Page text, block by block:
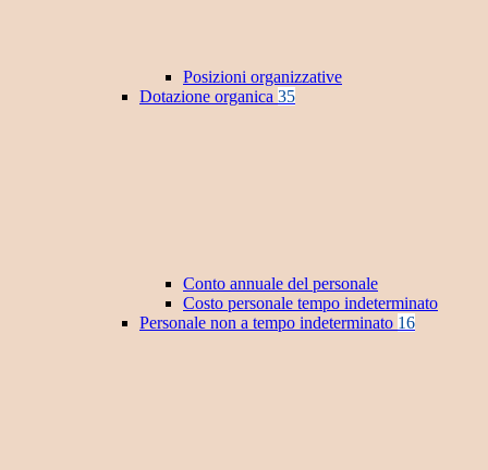
Posizioni organizzative
Dotazione organica 35
Conto annuale del personale
Costo personale tempo indeterminato
Personale non a tempo indeterminato 16